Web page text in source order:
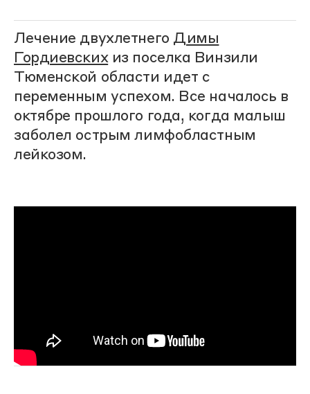
Лечение двухлетнего Димы
Гордиевскихиз поселка Винзили
Тюменской области идет с
переменным успехом. Все началось в
октябре прошлого года, когда малыш
заболел острым лимфобластным
лейкозом.